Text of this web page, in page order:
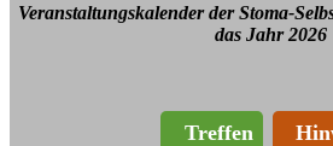
Veranstaltungskalender der Stoma-
das Jahr 2026
Treffen